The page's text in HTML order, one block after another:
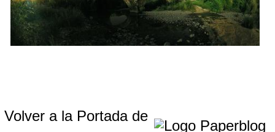
Volver a la Portada de